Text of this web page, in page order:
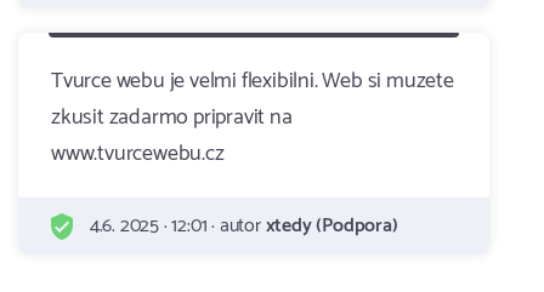
Tvurce webu je velmi flexibilni. Web si muzete
zkusit zadarmo pripravit na
www.tvurcewebu.cz
4.6. 2025 · 12:01 · autorxtedy (Podpora)